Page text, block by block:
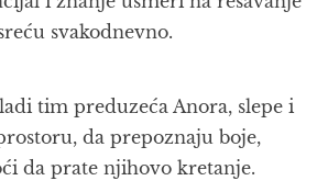
svakodnevno.
tim preduzeća Anora, slepe i
da prepoznaju boje,
da prate njihovo kretanje.